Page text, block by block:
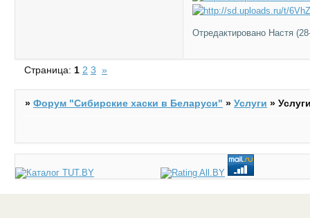
Отредактировано Настя
Страница: 1 2 3 »
»Форум "Cибирские хаски в Беларуси" »Услуги »